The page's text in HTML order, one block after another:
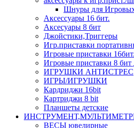
Шнуры для
Аксессуары 16 бит.
Аксесуары 8 бит
Джойстики,Триггеры
Игр.приставки
Игровые приставки 16бит.
Игровые приставки 8 бит
ИГРУШКИ АНТИСТРЕС
ИГРЫ/ИГРУШКИ
Кардриджи 16bit
Картриджи 8 bit
Планшеты детские
ВЕСЫ ювелирные